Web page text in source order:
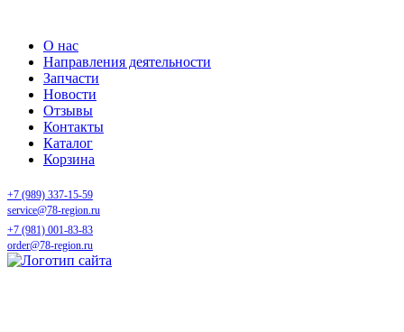
О нас
Направления деятельности
Запчасти
Новости
Отзывы
Контакты
Каталог
Корзина
+7 (989) 337-15-59
service@78-region.ru
+7 (981) 001-83-83
order@78-region.ru